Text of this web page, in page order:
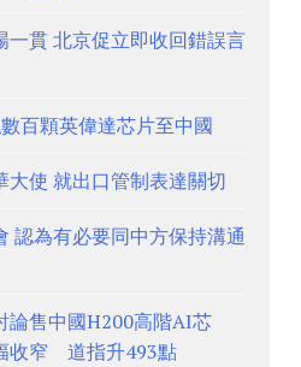
一貫 北京促立即收回錯誤言
百顆英偉達芯片至中國
大使 就出口管制表達關切
認為有必要同中方保持溝通
論售中國H200高階AI芯
收窄 道指升493點